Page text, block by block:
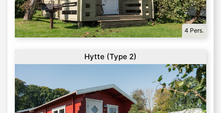
4 Pers.
Hytte (Type 2)